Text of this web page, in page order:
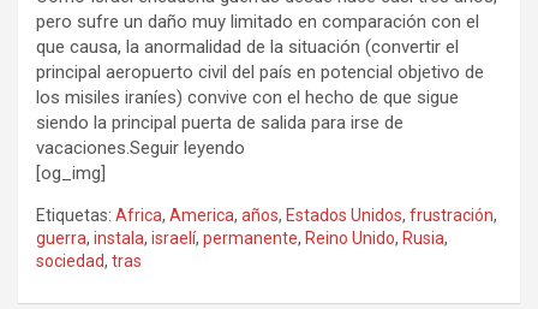
pero sufre un daño muy limitado en comparación con el
que causa, la anormalidad de la situación (convertir el
principal aeropuerto civil del país en potencial objetivo de
los misiles iraníes) convive con el hecho de que sigue
siendo la principal puerta de salida para irse de
vacaciones.Seguir leyendo
[og_img]
Etiquetas: Africa, America, años, Estados Unidos, frustración,
guerra, instala, israelí, permanente, Reino Unido, Rusia,
sociedad, tras